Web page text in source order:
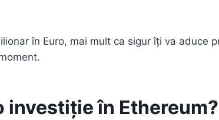
în Euro, mai mult ca sigur îți va aduce
investiție în Ethereum?